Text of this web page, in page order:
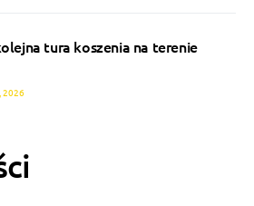
tura koszenia na terenie
2026